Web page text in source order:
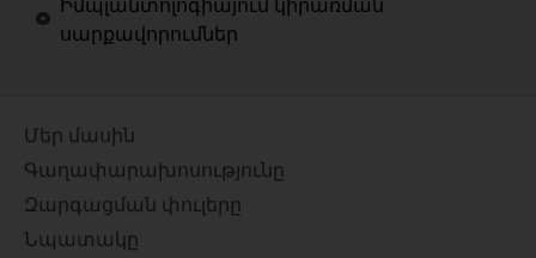
սարքավորումներ
Մեր մասին
Գաղափարախոսությունը
Զարգացման փուլերը
Նպատակը